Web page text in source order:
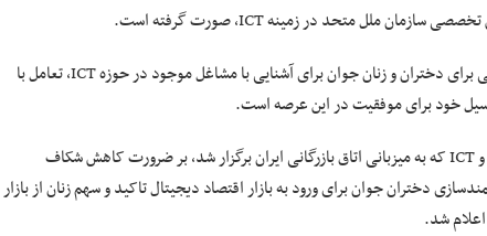
هدف از این روز، ایجاد فرصت‌هایی برای دختران و زنان جوان برای آشنایی با مشاغل موجود در حوزه ICT، تعامل با
خود برای موفقیت در این عرصه است.
در آیین رسمی روز جهانی دختران و ICT که به میزبانی اتاق بازرگانی ایران برگزار شد، بر ضرورت کاهش شکاف
دختران جوان برای ورود به بازار اقتصاد دیجیتال تاکید و سهم زنان از بازار